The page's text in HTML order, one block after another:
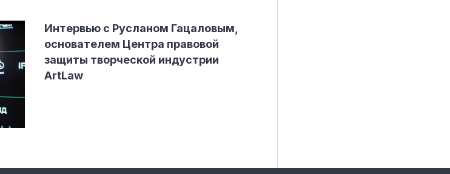
Интервью с Русланом Гацаловым,
основателем Центра правовой
защиты творческой индустрии
ArtLaw